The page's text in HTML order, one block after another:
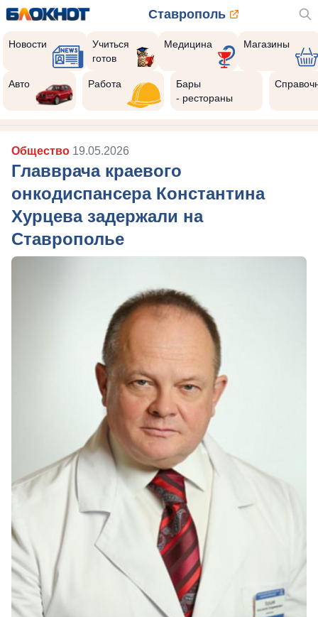
Ставрополь
Новости
Учиться
готов
Медицина Магазины
Авто Работа
Бары
- рестораны
Общество 19.05.2026
Главврача краевого
онкодиспансера Константина
Хурцева задержали на
Ставрополье